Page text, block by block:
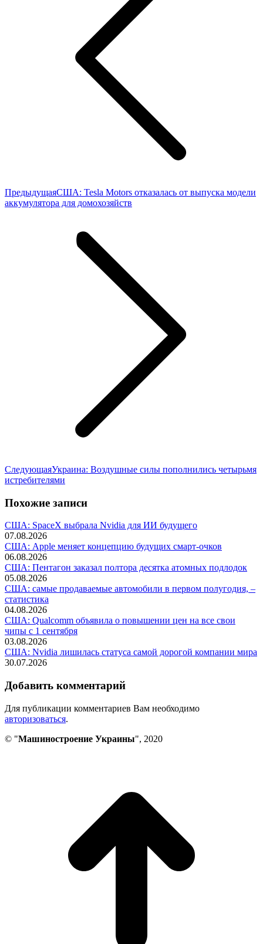
ПредыдущаяПредыдущая
запись:
США: Tesla Motors отказалась от выпуска модели
аккумулятора для домохозяйств
СледующаяСледующая
запись:
Украина: Воздушные силы пополнились четырьмя
истребителями
Похожие записи
США: SpaceX выбрала Nvidia для ИИ будущего
07.08.2026
США: Apple меняет концепцию будущих смарт-очков
06.08.2026
США: Пентагон заказал полтора десятка атомных подлодок
05.08.2026
США: самые продаваемые автомобили в первом полугодия, –
статистика
04.08.2026
США: Qualcomm объявила о повышении цен на все свои
чипы с 1 сентября
03.08.2026
США: Nvidia лишилась статуса самой дорогой компании мира
30.07.2026
Добавить комментарий
Для публикации комментариев Вам необходимо
авторизоваться.
© "Машиностроение Украины", 2020